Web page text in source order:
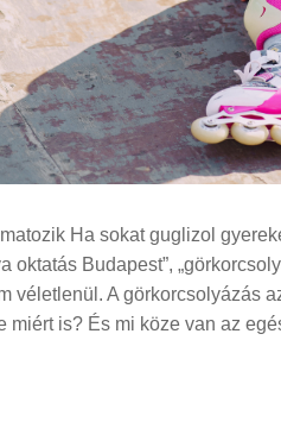
Ha sokat guglizol
oktatás Budapest”,
véletlenül. A görkorcsolyázás
miért is? És mi köze van az